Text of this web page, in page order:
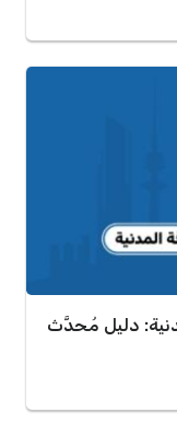
دليل مُحدَّث